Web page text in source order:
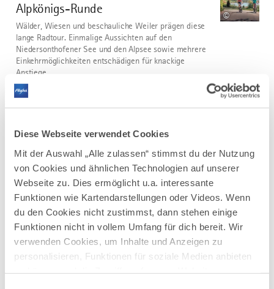
Diese Webseite verwendet Cookies
Mit der Auswahl „Alle zulassen“ stimmst du der Nutzung
von Cookies und ähnlichen Technologien auf unserer
Webseite zu. Dies ermöglicht u.a. interessante
Funktionen wie Kartendarstellungen oder Videos. Wenn
du den Cookies nicht zustimmst, dann stehen einige
Funktionen nicht in vollem Umfang für dich bereit. Wir
verwenden Cookies, um Inhalte und Anzeigen zu
personalisieren, Funktionen für soziale Medien anbieten
2
Alpkönigs-Runde
©
Wälder, Wiesen und beschauliche Weiler prägen diese
lange Radtour. Einmalige Aussichten auf den
Niedersonthofener See und den Alpsee sowie mehrere
Einkehrmöglichkeiten entschädigen für knackige
Anstiege.
DISTANZ
44,3 km 5:30 h
818 m schwer
RADTOUR
MTB Alphüttenradrunde
©
Die Mountainbike-Tour Richtung Alpspitze und
Edelsberg startet in Nesselwang im Allgäu und führt an
einigen Alphütten und einem Berggasthof vorbei. Die
knackigen Anstiege werden mit fantastischen
Ausblicken belohnt.
mehr
dazu